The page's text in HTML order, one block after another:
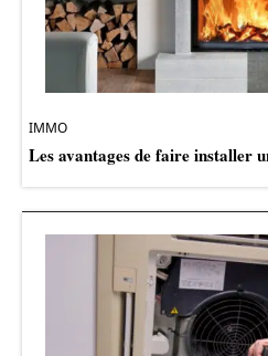
IMMO
Les avantages de faire installer